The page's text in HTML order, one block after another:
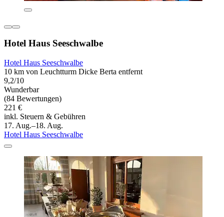
Hotel Haus Seeschwalbe
Hotel Haus Seeschwalbe
10 km von Leuchtturm Dicke Berta entfernt
9,2/10
Wunderbar
(84 Bewertungen)
221 €
inkl. Steuern & Gebühren
17. Aug.–18. Aug.
Hotel Haus Seeschwalbe